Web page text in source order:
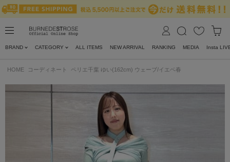
BRAND CATEGORY ALL ITEMS NEW ARRIVAL RANKING MEDIA Insta
HOME コーディネート ペリエ千葉 ゆい(162cm) ウェーブ/イエベ春